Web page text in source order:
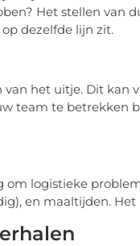
Het stellen van
dezelfde lijn zit.
het uitje. Dit kan
team te betrekken
logistieke
en maaltijden.